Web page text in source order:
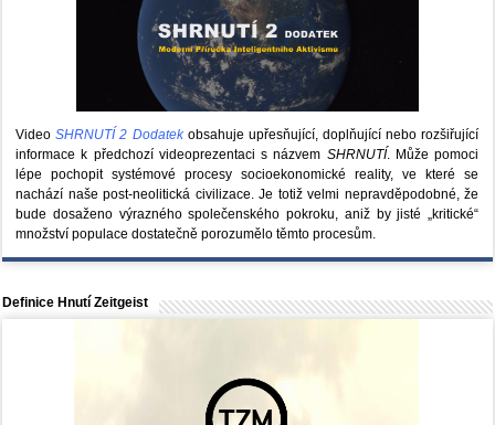
VideoSHRNUTÍ 2 Dodatekobsahuje upřesňující, doplňující nebo rozšiřující
informace k předchozí videoprezentaci s názvem SHRNUTÍ. Může pomoci
lépe pochopit systémové procesy socioekonomické reality, ve které se
nachází naše post-neolitická civilizace. Je totiž velmi nepravděpodobné, že
bude dosaženo výrazného společenského pokroku, aniž by jisté „kritické“
množství populace dostatečně porozumělo těmto procesům.
Definice Hnutí Zeitgeist